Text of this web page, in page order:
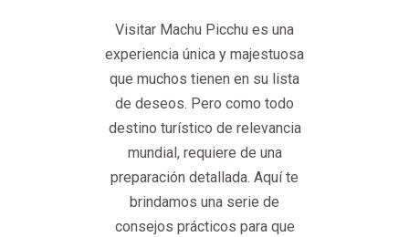
Visitar Machu Picchu es una
experiencia única y majestuosa
que muchos tienen en su lista
de deseos. Pero como todo
destino turístico de relevancia
mundial, requiere de una
preparación detallada. Aquí te
brindamos una serie de
consejos prácticos para que